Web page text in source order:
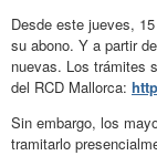
Desde este jueves,
su abono. Y a partir
nuevas. Los trámites
del RCD Mallorca:
Sin embargo, los
tramitarlo